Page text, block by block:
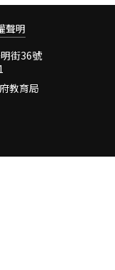
活動。然而教育
必須展現本校學
能力和才藝，同
量學生興趣、意
異再加上名額有
公佈訊息再辦理
選，依照學生不
在「帶著走
，我們常常聚焦
」的因應性及多
把「能力」中的
給忽略了。因
教學的第一階層
反而是求同，也
本」定義及範圍
要求每個學生都
聲明
街36號
教育局